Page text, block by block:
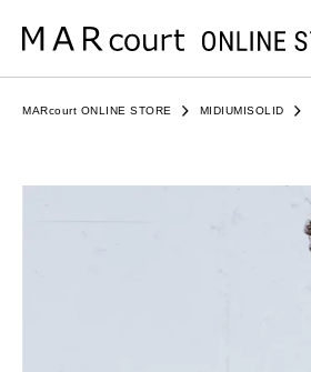
MARcourt ONLINE STORE MIDIUMISOLID